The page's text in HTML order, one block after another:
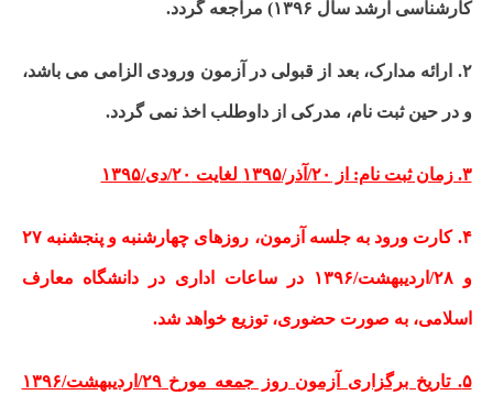
کارشناسی ارشد سال ۱۳۹۶) مراجعه گردد.
۲. ارائه مدارک، بعد از قبولی در آزمون ورودی الزامی می باشد،
و در حین ثبت نام، مدرکی از داوطلب اخذ نمی گردد.
۳. زمان ثبت نام: از ۲۰/آذر/۱۳۹۵ لغایت ۲۰/دی/۱۳۹۵
۴. کارت ورود به جلسه آزمون، روزهای چهارشنبه و پنجشنبه ۲۷
و ۲۸/اردیبهشت/۱۳۹۶ در ساعات اداری در دانشگاه معارف
اسلامی، به صورت حضوری، توزیع خواهد شد.
۵. تاریخ برگزاری آزمون روز جمعه مورخ ۲۹/اردیبهشت/۱۳۹۶